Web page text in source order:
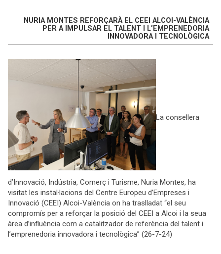
NURIA MONTES REFORÇARÀ EL CEEI ALCOI-VALÈNCIA
PER A IMPULSAR EL TALENT I L’EMPRENEDORIA
INNOVADORA I TECNOLÒGICA
La consellera
d’Innovació, Indústria, Comerç i Turisme, Nuria Montes, ha
visitat les instal·lacions del Centre Europeu d’Empreses i
Innovació (CEEI) Alcoi-València on ha traslladat “el seu
compromís per a reforçar la posició del CEEI a Alcoi i la seua
àrea d’influència com a catalitzador de referència del talent i
l’emprenedoria innovadora i tecnològica” (26-7-24)